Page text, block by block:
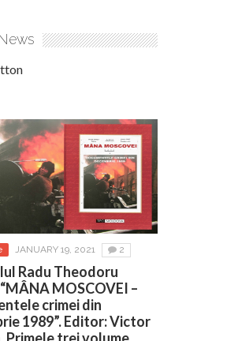
JANUARY 19, 2021 2
Radu Theodoru
MOSCOVEI –
crimei din
1989”. Editor: Victor